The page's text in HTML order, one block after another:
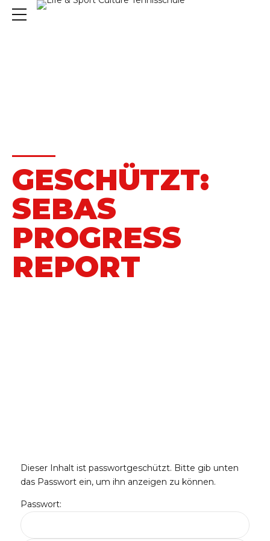
GESCHÜTZT:
SEBAS
PROGRESS
REPORT
Dieser Inhalt ist passwortgeschützt. Bitte gib unten
das Passwort ein, um ihn anzeigen zu können.
Passwort: